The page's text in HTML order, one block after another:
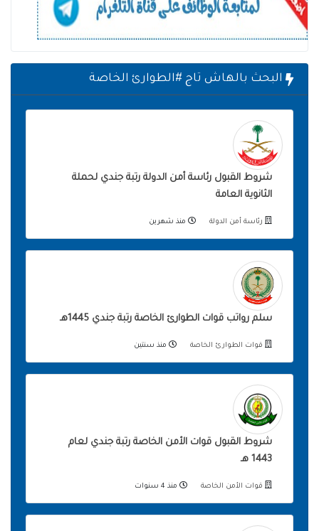
البحث بالهاش تاج #الطوارئ الخاصة
شروط القبول رئاسة أمن الدولة رتبة جندي لحملة
الثانوية العامة
رئاسة أمن الدولة منذ شهرين
سلم رواتب قوات الطوارئ الخاصة رتبة جندي 1445هـ
قوات الطوارئ الخاصة منذ سنتين
شروط القبول قوات الأمن الخاصة رتبة جندي لعام
1443 هـ
قوات الأمن الخاصة منذ 4 سنوات